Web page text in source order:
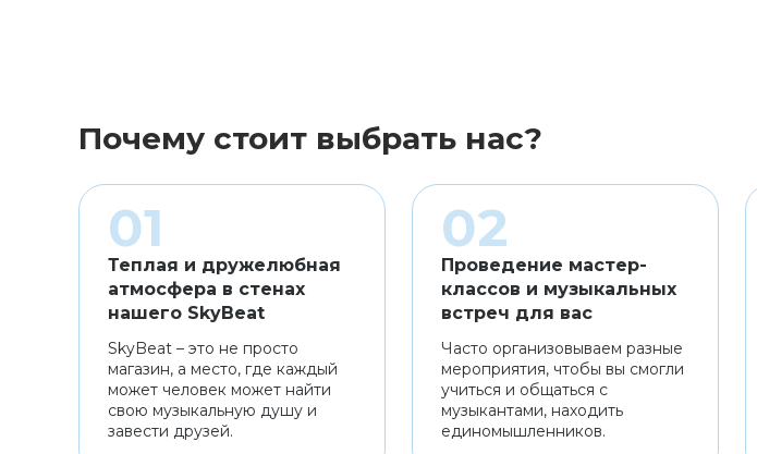
Почему стоит выбрать нас?
Теплая и дружелюбная
атмосфера в стенах
нашего SkyBeat
SkyBeat – это не просто
магазин, а место, где каждый
может человек может найти
свою музыкальную душу и
завести друзей.
Проведение мастер-
классов и музыкальных
встреч для вас
Часто организовываем разные
мероприятия, чтобы вы смогли
учиться и общаться с
музыкантами, находить
единомышленников.